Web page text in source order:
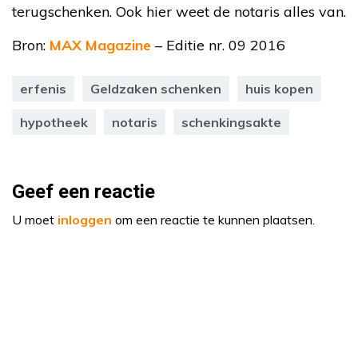
terugschenken. Ook hier weet de notaris alles van.
Bron: MAX Magazine – Editie nr. 09 2016
erfenis Geldzaken schenken huis kopen
hypotheek notaris schenkingsakte
Geef een reactie
U moet inloggen om een reactie te kunnen plaatsen.